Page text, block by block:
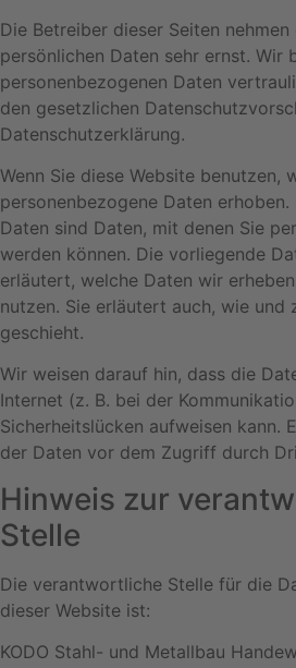
Die Betreiber dieser Seiten
persönlichen Daten sehr ernst. Wir
personenbezogenen Daten
den gesetzlichen
Datenschutzerklärung.
Wenn Sie diese Website benutzen,
personenbezogene Daten
Daten sind Daten, mit denen Sie
werden können. Die vorliegende
erläutert, welche Daten wir
nutzen. Sie erläutert auch, wie und
geschieht.
Wir weisen darauf hin, dass die
Internet (z. B. bei der
Sicherheitslücken aufweisen kann.
der Daten vor dem Zugriff durch
Hinweis zur
Stelle
Die verantwortliche Stelle für die
dieser Website ist:
KODO Stahl- und Metallbau